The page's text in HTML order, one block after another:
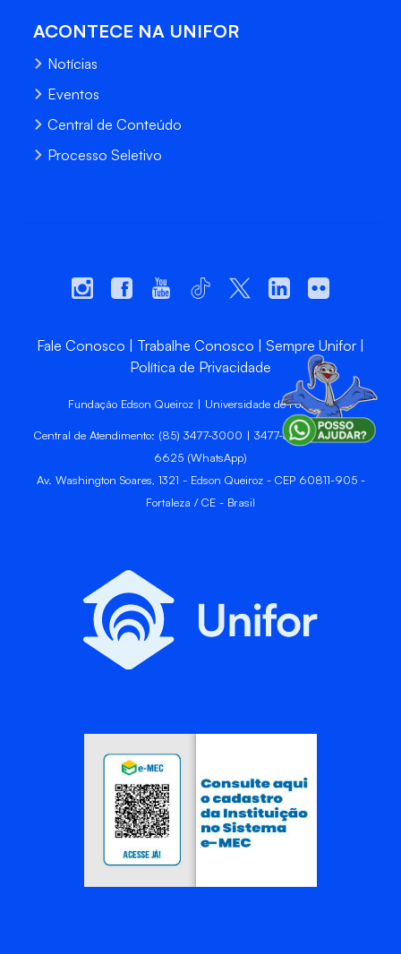
ACONTECE NA UNIFOR
Notícias
Eventos
Central de Conteúdo
Processo Seletivo
Fale Conosco Trabalhe Conosco
Sempre Unifor
Política de Privacidade
Fundação Edson Queiroz | Universidade de Fortaleza
Central de Atendimento: (85) 3477-3000 | 3477-3400 | 99246-
6625 (WhatsApp)
Av. Washington Soares, 1321 - Edson Queiroz - CEP 60811-905 -
Fortaleza / CE - Brasil